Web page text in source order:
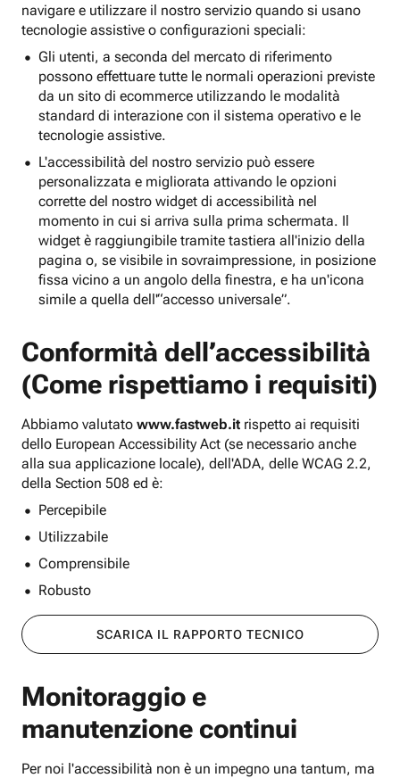
navigare e utilizzare il nostro servizio quando si usano
tecnologie assistive o configurazioni speciali:
Gli utenti, a seconda del mercato di riferimento
possono effettuare tutte le normali operazioni previste
da un sito di ecommerce utilizzando le modalità
standard di interazione con il sistema operativo e le
tecnologie assistive.
L'accessibilità del nostro servizio può essere
personalizzata e migliorata attivando le opzioni
corrette del nostro widget di accessibilità nel
momento in cui si arriva sulla prima schermata. Il
widget è raggiungibile tramite tastiera all'inizio della
pagina o, se visibile in sovraimpressione, in posizione
fissa vicino a un angolo della finestra, e ha un'icona
simile a quella dell'“accesso universale”.
Conformità dell’accessibilità
(Come rispettiamo i requisiti)
Abbiamo valutato www.fastweb.it rispetto ai requisiti
dello European Accessibility Act (se necessario anche
alla sua applicazione locale), dell'ADA, delle WCAG 2.2,
della Section 508 ed è:
Percepibile
Utilizzabile
Comprensibile
Robusto
SCARICA IL RAPPORTO TECNICO
Monitoraggio e
manutenzione continui
Per noi l'accessibilità non è un impegno una tantum, ma